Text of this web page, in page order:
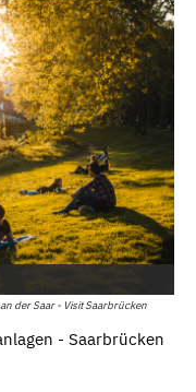
der Saar - Visit Saarbrücken
- Saarbrücken